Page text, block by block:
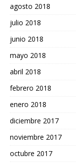
agosto 2018
julio 2018
junio 2018
mayo 2018
abril 2018
febrero 2018
enero 2018
diciembre 2017
noviembre 2017
octubre 2017